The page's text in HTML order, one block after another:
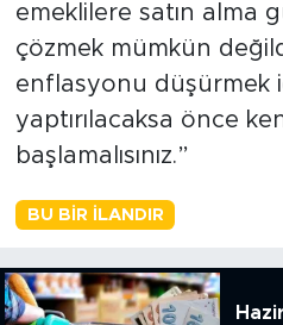
emeklilere satın alma
çözmek mümkün
enflasyonu düşürmek
yaptırılacaksa önce
başlamalısınız.”
BU BIR İLANDIR